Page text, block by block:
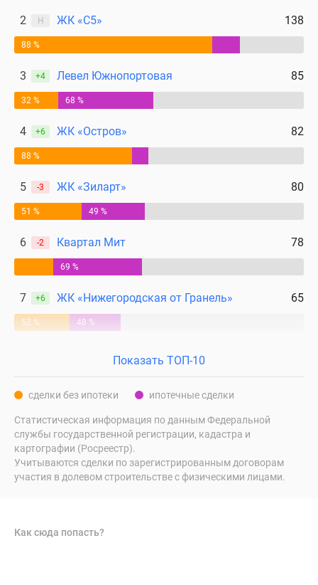
2 Н ЖК «С5» 138
88 %
3 +4 Левел Южнопортовая 85
32 % 68 %
4 +6 ЖК «Остров» 82
88 %
5 -3 ЖК «Зиларт» 80
51 % 49 %
6 -2 Квартал Мит 78
69 %
7 +6 ЖК «Нижегородская от Гранель» 65
52 % 48 %
Показать ТОП-10
сделки без ипотеки ипотечные сделки
Статистическая информация по данным Федеральной
службы государственной регистрации, кадастра и
картографии (Росреестр).
Учитываются сделки по зарегистрированным договорам
участия в долевом строительстве с физическими лицами.
Как сюда попасть?